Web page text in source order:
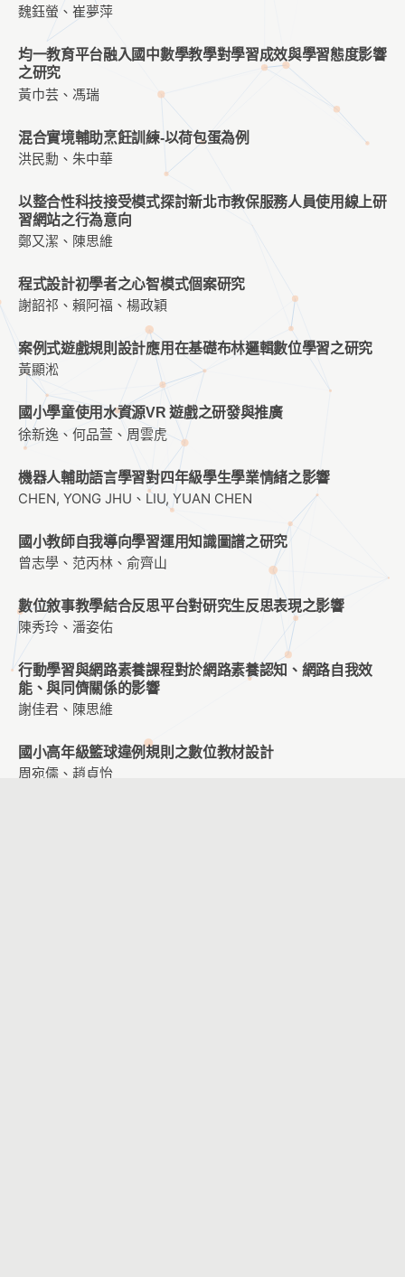
魏鈺螢、崔夢萍
均一教育平台融入國中數學教學對學習成效與學習態度影響
之研究
黃巾芸、馮瑞
混合實境輔助烹飪訓練-以荷包蛋為例
洪民勳、朱中華
以整合性科技接受模式探討新北市教保服務人員使用線上研
習網站之行為意向
鄭又潔、陳思維
程式設計初學者之心智模式個案研究
謝韶祁、賴阿福、楊政穎
案例式遊戲規則設計應用在基礎布林邏輯數位學習之研究
黃顯淞
國小學童使用水資源VR 遊戲之研發與推廣
徐新逸、何品萱、周雲虎
機器人輔助語言學習對四年級學生學業情緒之影響
CHEN, YONG JHU、LIU, YUAN CHEN
國小教師自我導向學習運用知識圖譜之研究
曾志學、范丙林、俞齊山
數位敘事教學結合反思平台對研究生反思表現之影響
陳秀玲、潘姿佑
行動學習與網路素養課程對於網路素養認知、網路自我效
能、與同儕關係的影響
謝佳君、陳思維
國小高年級籃球違例規則之數位教材設計
周宛儒、趙貞怡